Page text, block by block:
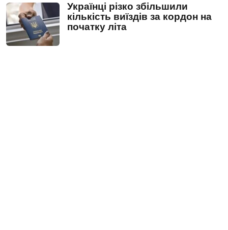
Українці різко збільшили
кількість виїздів за кордон на
початку літа